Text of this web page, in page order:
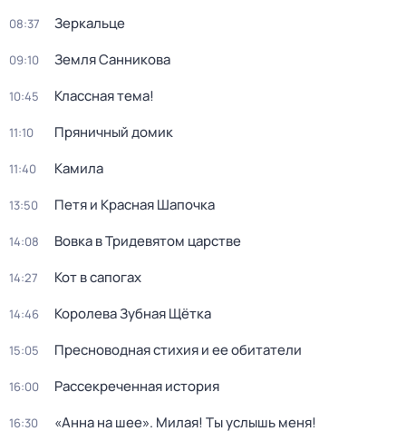
08:37 Зеркальце
09:10 Земля Санникова
10:45 Классная тема!
11:10 Пряничный домик
11:40 Камила
13:50 Петя и Красная Шапочка
14:08 Вовка в Тридевятом царстве
14:27 Кот в сапогах
14:46 Королева Зубная Щётка
15:05 Пресноводная стихия и ее обитатели
16:00 Рассекреченная история
16:30 «Анна на шее». Милая! Ты услышь меня!